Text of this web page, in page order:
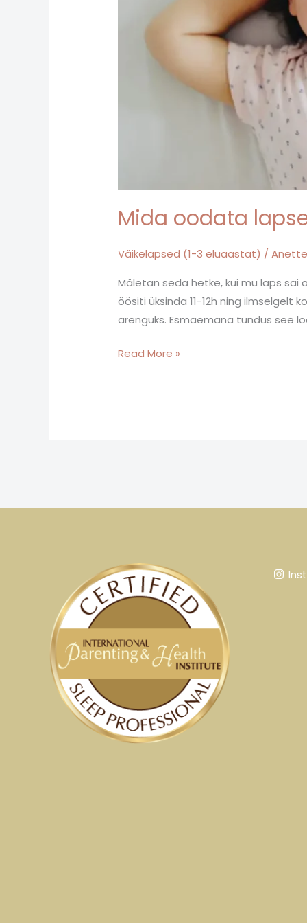
Mida oodata
Väikelapsed (1-3 eluaastat) / Anette
Mäletan seda hetke, kui mu laps
öösiti üksinda 11-12h ning ilmselgelt
arenguks. Esmaemana tundus see
Read More »